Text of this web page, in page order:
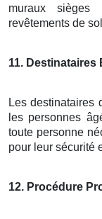
muraux
revêtements de
11. Destinataires
Les destinataires
les personnes
toute personne
pour leur sécurité
12. Procédure